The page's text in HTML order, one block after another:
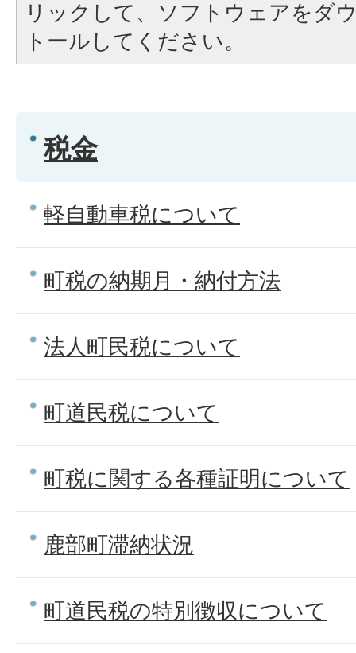
リックして、ソフトウェアをダ
トールしてください。
税金
軽自動車税について
町税の納期月・納付方法
法人町民税について
町道民税について
町税に関する各種証明について
鹿部町滞納状況
町道民税の特別徴収について